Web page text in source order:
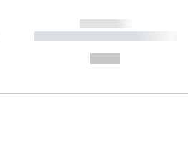
------------
----------- ----------- ----------